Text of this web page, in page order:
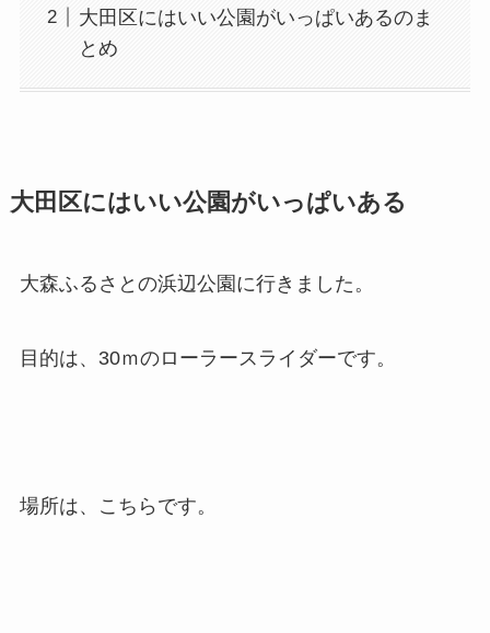
大田区にはいい公園がいっぱいあるのま
とめ
大田区にはいい公園がいっぱいある
大森ふるさとの浜辺公園に行きました。
目的は、30ｍのローラースライダーです。
場所は、こちらです。